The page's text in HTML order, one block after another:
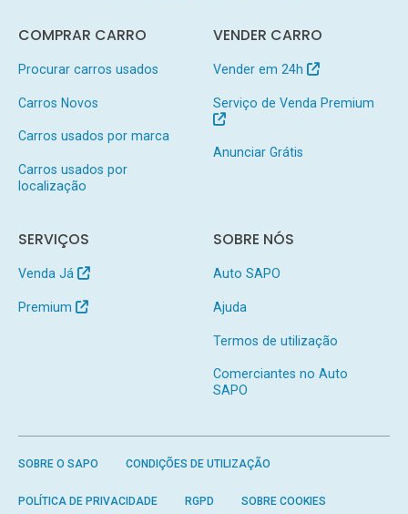
COMPRAR CARRO
Procurar carros usados
Carros Novos
Carros usados por marca
Carros usados por
localização
VENDER CARRO
Vender em 24h
Serviço de Venda Premium
Anunciar Grátis
SERVIÇOS
Venda Já
Premium
SOBRE NÓS
Auto SAPO
Ajuda
Termos de utilização
Comerciantes no Auto
SAPO
SOBRE O SAPO CONDIÇÕES DE UTILIZAÇÃO
POLÍTICA DE PRIVACIDADE RGPD SOBRE COOKIES